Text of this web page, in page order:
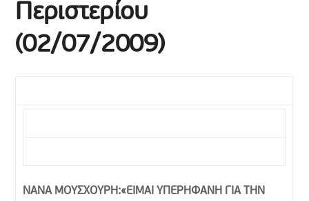
Περιστερίου
(02/07/2009)
ΝΑΝΑ ΜΟΥΣΧΟΥΡΗ:«ΕΙΜΑΙ ΥΠΕΡΗΦΑΝΗ ΓΙΑ ΤΗΝ